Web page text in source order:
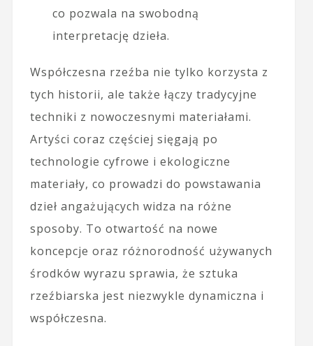
co pozwala na swobodną
interpretację dzieła.
Współczesna rzeźba nie tylko korzysta z
tych historii, ale także łączy tradycyjne
techniki z nowoczesnymi materiałami.
Artyści coraz częściej sięgają po
technologie cyfrowe i ekologiczne
materiały, co prowadzi do powstawania
dzieł angażujących widza na różne
sposoby. To otwartość na nowe
koncepcje oraz różnorodność używanych
środków wyrazu sprawia, że sztuka
rzeźbiarska jest niezwykle dynamiczna i
współczesna.